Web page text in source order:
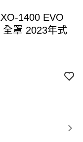
1400 EVO
全罩 2023年式